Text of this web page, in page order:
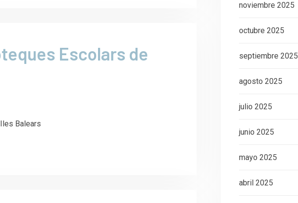
Escolars de
Balears
noviembre 2025
octubre 2025
septiembre 2025
agosto 2025
julio 2025
junio 2025
mayo 2025
abril 2025